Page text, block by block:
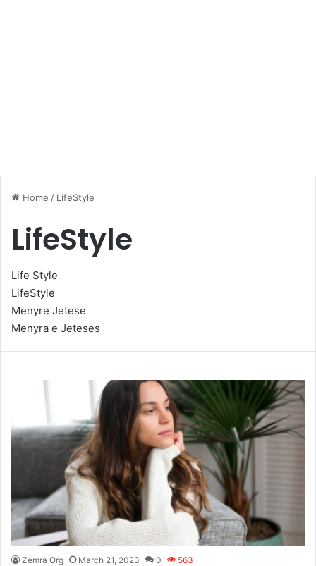
Home / LifeStyle
LifeStyle
Life Style
LifeStyle
Menyre Jetese
Menyra e Jeteses
Zemra Org March 21, 2023 0 563